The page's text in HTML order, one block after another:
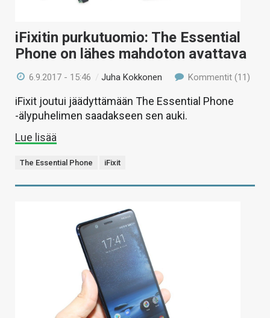
iFixitin purkutuomio: The Essential
Phone on lähes mahdoton avattava
6.9.2017 - 15:46 /Juha Kokkonen Kommentit (11)
iFixit joutui jäädyttämään The Essential Phone
-älypuhelimen saadakseen sen auki.
Lue lisää
The Essential Phone iFixit